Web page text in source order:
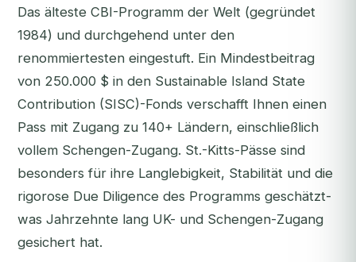
Das älteste CBI-Programm der Welt (gegründet
1984) und durchgehend unter den
renommiertesten eingestuft. Ein Mindestbeitrag
von 250.000 $ in den Sustainable Island State
Contribution (SISC)-Fonds verschafft Ihnen einen
Pass mit Zugang zu 140+ Ländern, einschließlich
vollem Schengen-Zugang. St.-Kitts-Pässe sind
besonders für ihre Langlebigkeit, Stabilität und die
rigorose Due Diligence des Programms geschätzt-
was Jahrzehnte lang UK- und Schengen-Zugang
gesichert hat.